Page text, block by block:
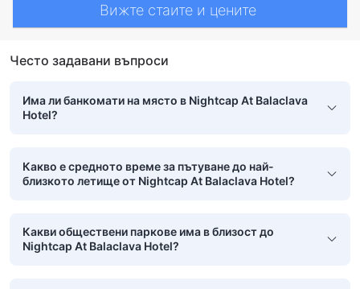
Вижте стаите и цените
Често задавани въпроси
Има ли банкомати на място в Nightcap At Balaclava
Hotel?
Какво е средното време за пътуване до най-
близкото летище от Nightcap At Balaclava Hotel?
Какви обществени паркове има в близост до
Nightcap At Balaclava Hotel?